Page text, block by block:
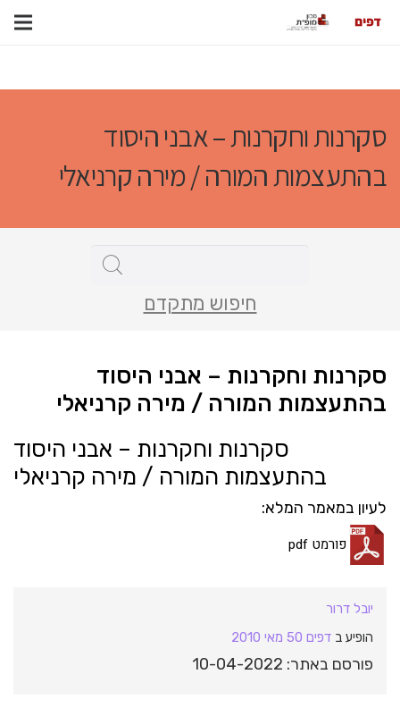
סקרנות וחקרנות – אבני היסוד
בהתעצמות המורה / מירה קרניאלי
חיפוש מתקדם
סקרנות וחקרנות – אבני היסוד
בהתעצמות המורה / מירה קרניאלי
סקרנות וחקרנות – אבני היסוד
בהתעצמות המורה / מירה קרניאלי
לעיון במאמר המלא:
פורמט pdf
יובל דרור
הופיע ב דפים 50 מאי 2010
פורסם באתר: 10-04-2022